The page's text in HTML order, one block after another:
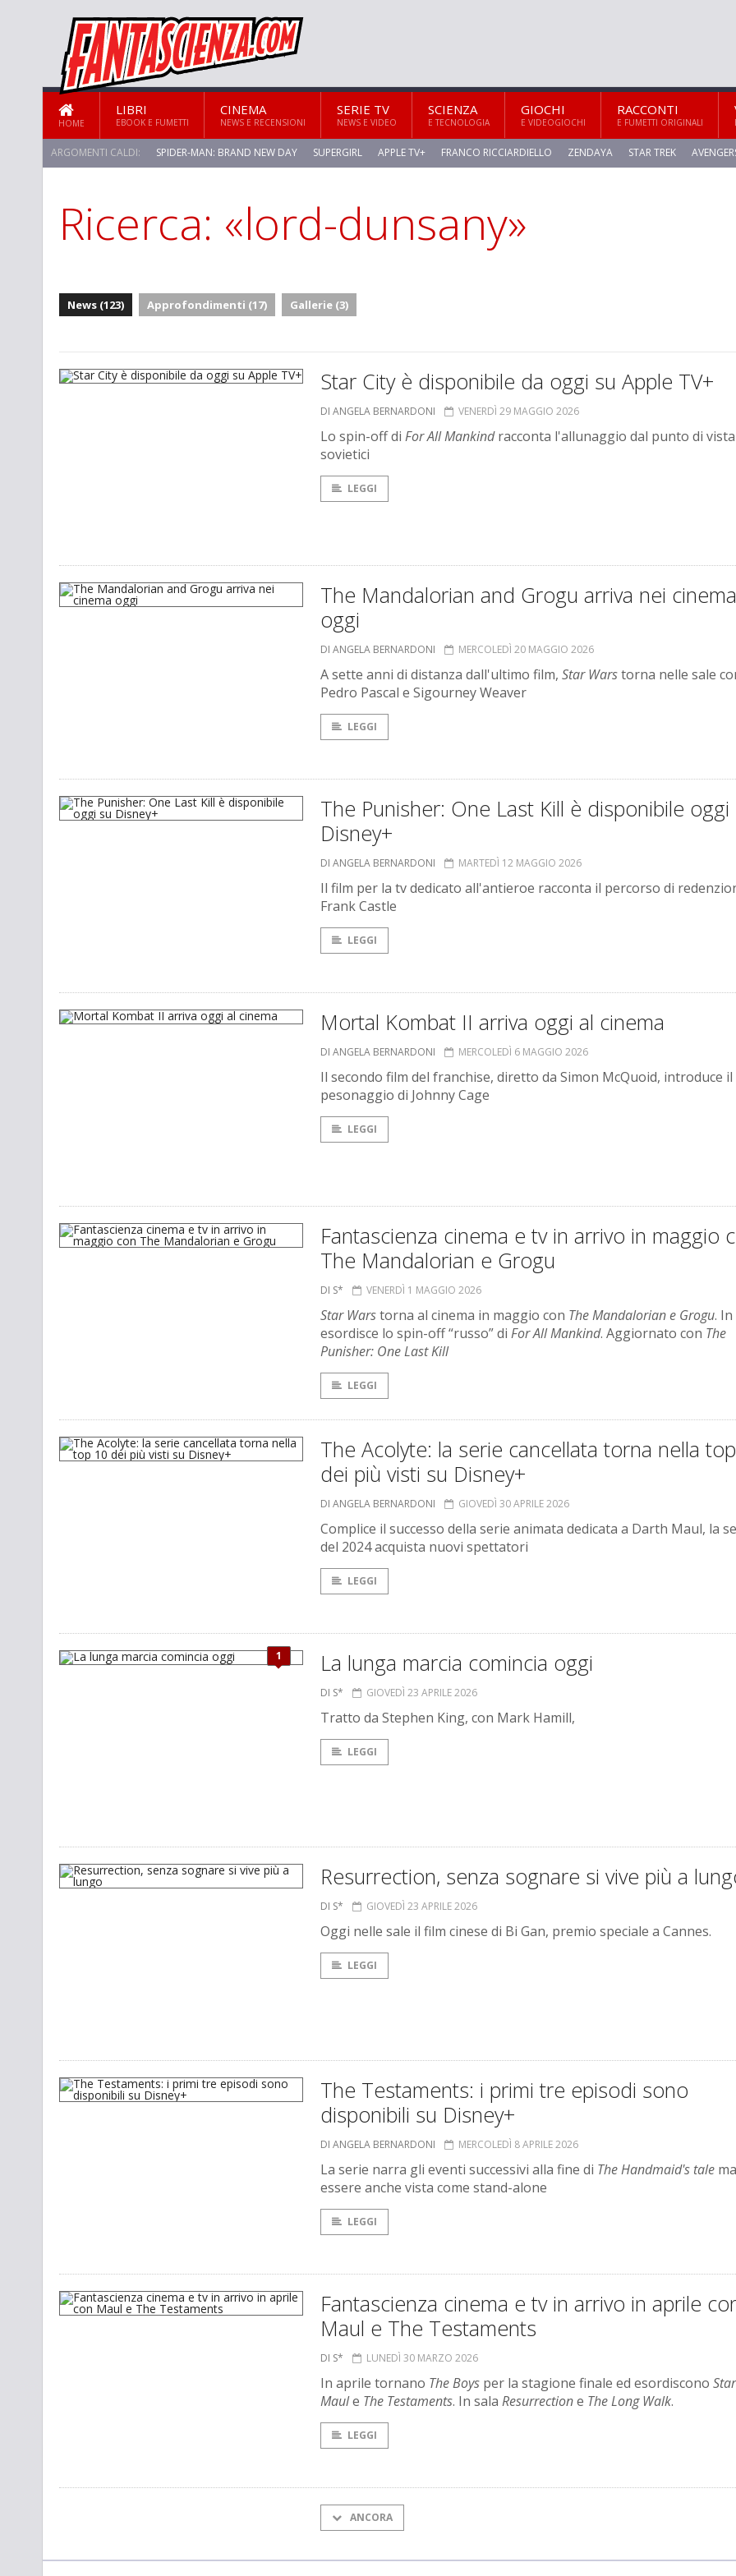
HOME
LIBRI
EBOOK E FUMETTI
CINEMA
NEWS E RECENSIONI
SERIE TV
NEWS E VIDEO
SCIENZA
E TECNOLOGIA
GIOCHI
E VIDEOGIOCHI
RACCONTI
E FUMETTI ORIGINALI
ARGOMENTI CALDI: SPIDER-MAN: BRAND NEW DAY SUPERGIRL APPLE TV+ FRANCO RICCIARDIELLO ZENDAYA STAR TREK
STAR TREK: STRANGE NEW WORLDS
Ricerca: «lord-dunsany»
News (123) Approfondimenti (17) Gallerie (3)
Star City è disponibile da oggi su Apple TV+
DI ANGELA BERNARDONI VENERDÌ 29 MAGGIO 2026
Lo spin-off di For All Mankindracconta l'allunaggio dal punto di
sovietici
LEGGI
The Mandalorian and Grogu arriva nei cinema
oggi
DI ANGELA BERNARDONI MERCOLEDÌ 20 MAGGIO 2026
A sette anni di distanza dall'ultimo film, Star Warstorna nelle sale
Pedro Pascal e Sigourney Weaver
LEGGI
The Punisher: One Last Kill è disponibile oggi
Disney+
DI ANGELA BERNARDONI MARTEDÌ 12 MAGGIO 2026
Il film per la tv dedicato all'antieroe racconta il percorso di
Frank Castle
LEGGI
Mortal Kombat II arriva oggi al cinema
DI ANGELA BERNARDONI MERCOLEDÌ 6 MAGGIO 2026
Il secondo film del franchise, diretto da Simon McQuoid, introduce il
pesonaggio di Johnny Cage
LEGGI
Fantascienza cinema e tv in arrivo in maggio
The Mandalorian e Grogu
DI S* VENERDÌ 1 MAGGIO 2026
Star Warstorna al cinema in maggio con The Mandalorian e Grogu.
esordisce lo spin-off “russo” di For All Mankind. Aggiornato con The
Punisher: One Last Kill
LEGGI
The Acolyte: la serie cancellata torna nella
dei più visti su Disney+
DI ANGELA BERNARDONI GIOVEDÌ 30 APRILE 2026
Complice il successo della serie animata dedicata a Darth Maul, la
del 2024 acquista nuovi spettatori
LEGGI
1 La lunga marcia comincia oggi
DI S* GIOVEDÌ 23 APRILE 2026
Tratto da Stephen King, con Mark Hamill,
LEGGI
Resurrection, senza sognare si vive più a
DI S* GIOVEDÌ 23 APRILE 2026
Oggi nelle sale il film cinese di Bi Gan, premio speciale a Cannes.
LEGGI
The Testaments: i primi tre episodi sono
disponibili su Disney+
DI ANGELA BERNARDONI MERCOLEDÌ 8 APRILE 2026
La serie narra gli eventi successivi alla fine di The Handmaid's tale
essere anche vista come stand-alone
LEGGI
Fantascienza cinema e tv in arrivo in aprile
Maul e The Testaments
DI S* LUNEDÌ 30 MARZO 2026
In aprile tornano The Boys per la stagione finale ed esordiscono
Maule The Testaments. In sala Resurrectione The Long Walk.
LEGGI
ANCORA